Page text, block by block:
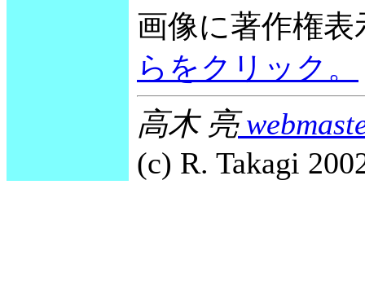
画像に著作権
らをクリック。
高木 亮
(c) R. Takagi